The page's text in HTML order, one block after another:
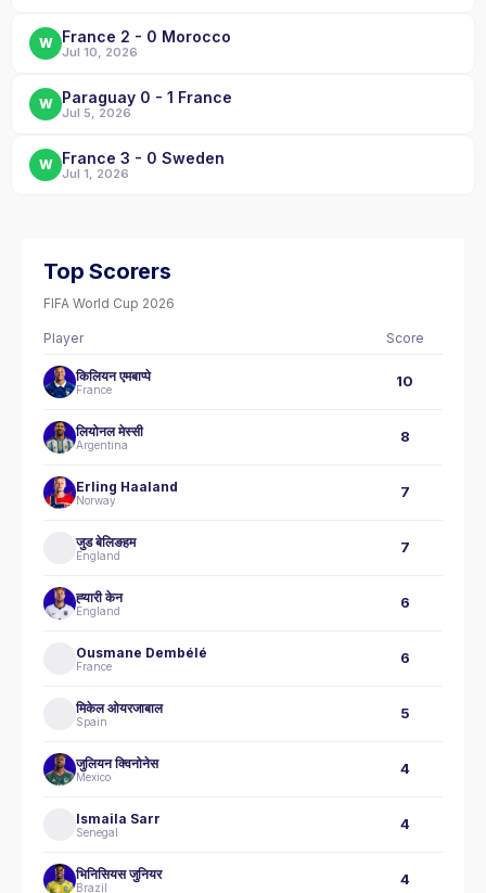
W France 2 - 0 Morocco
Jul 10, 2026
W Paraguay 0 - 1 France
Jul 5, 2026
W France 3 - 0 Sweden
Jul 1, 2026
Top Scorers
FIFA World Cup 2026
Player Score
किलियन एमबाप्पे
France 10
लियोनल मेस्सी
Argentina 8
Erling Haaland
Norway 7
जुड बेलिङहम
England 7
ह्‍यारी केन
England 6
Ousmane Dembélé
France 6
मिकेल ओयरजाबाल
Spain 5
जुलियन क्विनोनेस
Mexico 4
Ismaila Sarr
Senegal 4
भिनिसियस जुनियर
Brazil 4